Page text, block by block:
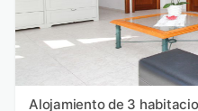
Alojamiento de 3